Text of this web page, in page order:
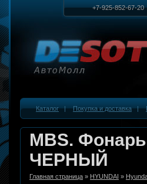
+7-925-852-67-20
Каталог|Покупка и доставка|
MBS.
ЧЕРНЫЙ
Главная страница » HYUNDAI »